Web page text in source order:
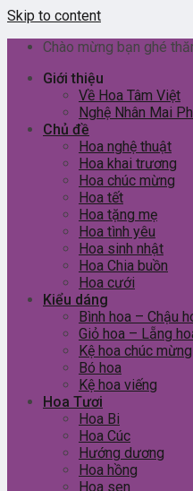
Skip to content
Chào mừng bạn ghé
Giới thiệu
Về Hoa Tâm Việt
Nghệ Nhân Mai
Chủ đề
Hoa nghệ thuật
Hoa khai trương
Hoa chúc mừng
Hoa tết
Hoa tặng mẹ
Hoa tình yêu
Hoa sinh nhật
Hoa Chia buồn
Hoa cưới
Kiểu dáng
Bình hoa – Chậu
Giỏ hoa – Lẵng
Kệ hoa chúc mừng
Bó hoa
Kệ hoa viếng
Hoa Tươi
Hoa Bi
Hoa Cúc
Hướng dương
Hoa hồng
Hoa sen